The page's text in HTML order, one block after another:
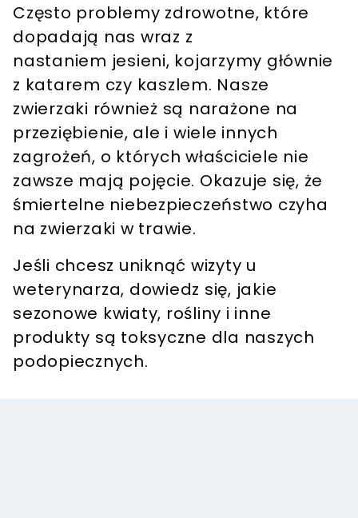
Często problemy zdrowotne, które
dopadają nas wraz z
nastaniem jesieni, kojarzymy głównie
z katarem czy kaszlem. Nasze
zwierzaki również są narażone na
przeziębienie, ale i wiele innych
zagrożeń, o których właściciele nie
zawsze mają pojęcie. Okazuje się, że
śmiertelne niebezpieczeństwo czyha
na zwierzaki w trawie.
Jeśli chcesz uniknąć wizyty u
weterynarza, dowiedz się, jakie
sezonowe kwiaty, rośliny i inne
produkty są toksyczne dla naszych
podopiecznych.